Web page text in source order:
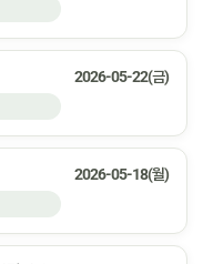
2026-05-22(금)
2026-05-18(월)